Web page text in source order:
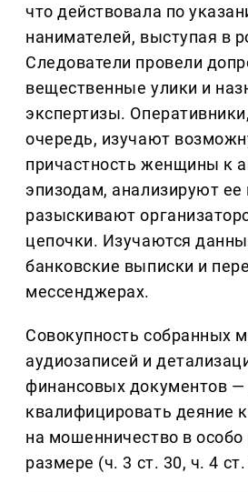
что действовала по
нанимателей, выступая в
Следователи провели
вещественные улики и
экспертизы.
очередь, изучают
причастность женщины к
эпизодам, анализируют ее
разыскивают
цепочки. Изучаются
банковские выписки и
мессенджерах.
Совокупность собранных
аудиозаписей и
финансовых документов —
квалифицировать деяние
на мошенничество в особо
размере (ч. 3 ст. 30, ч. 4